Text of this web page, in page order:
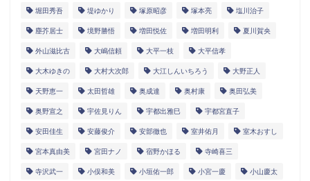
堀田秀吾 堤ゆかり 塚原昭彦 塚本亮 塩川治子
塵芥居士 境野勝悟 増田悦佐 増田明利 夏川賀央
外山滋比古 大嶋信頼 大平一枝 大平信孝
大木ゆきの 大村大次郎 大江しんいちろう 大野正人
天野恵一 太田哲雄 奥成達 奥村康 奥田弘美
奥野宣之 宇佐見りん 宇都出雅巳 宇都宮直子
安田佳生 安藤俊介 安部徹也 室井佑月 室木おすし
宮本真由美 宮田ナノ 宿野かほる 寺崎喜三
寺沢武一 小俣和美 小垣佑一郎 小宮一慶 小山慶太